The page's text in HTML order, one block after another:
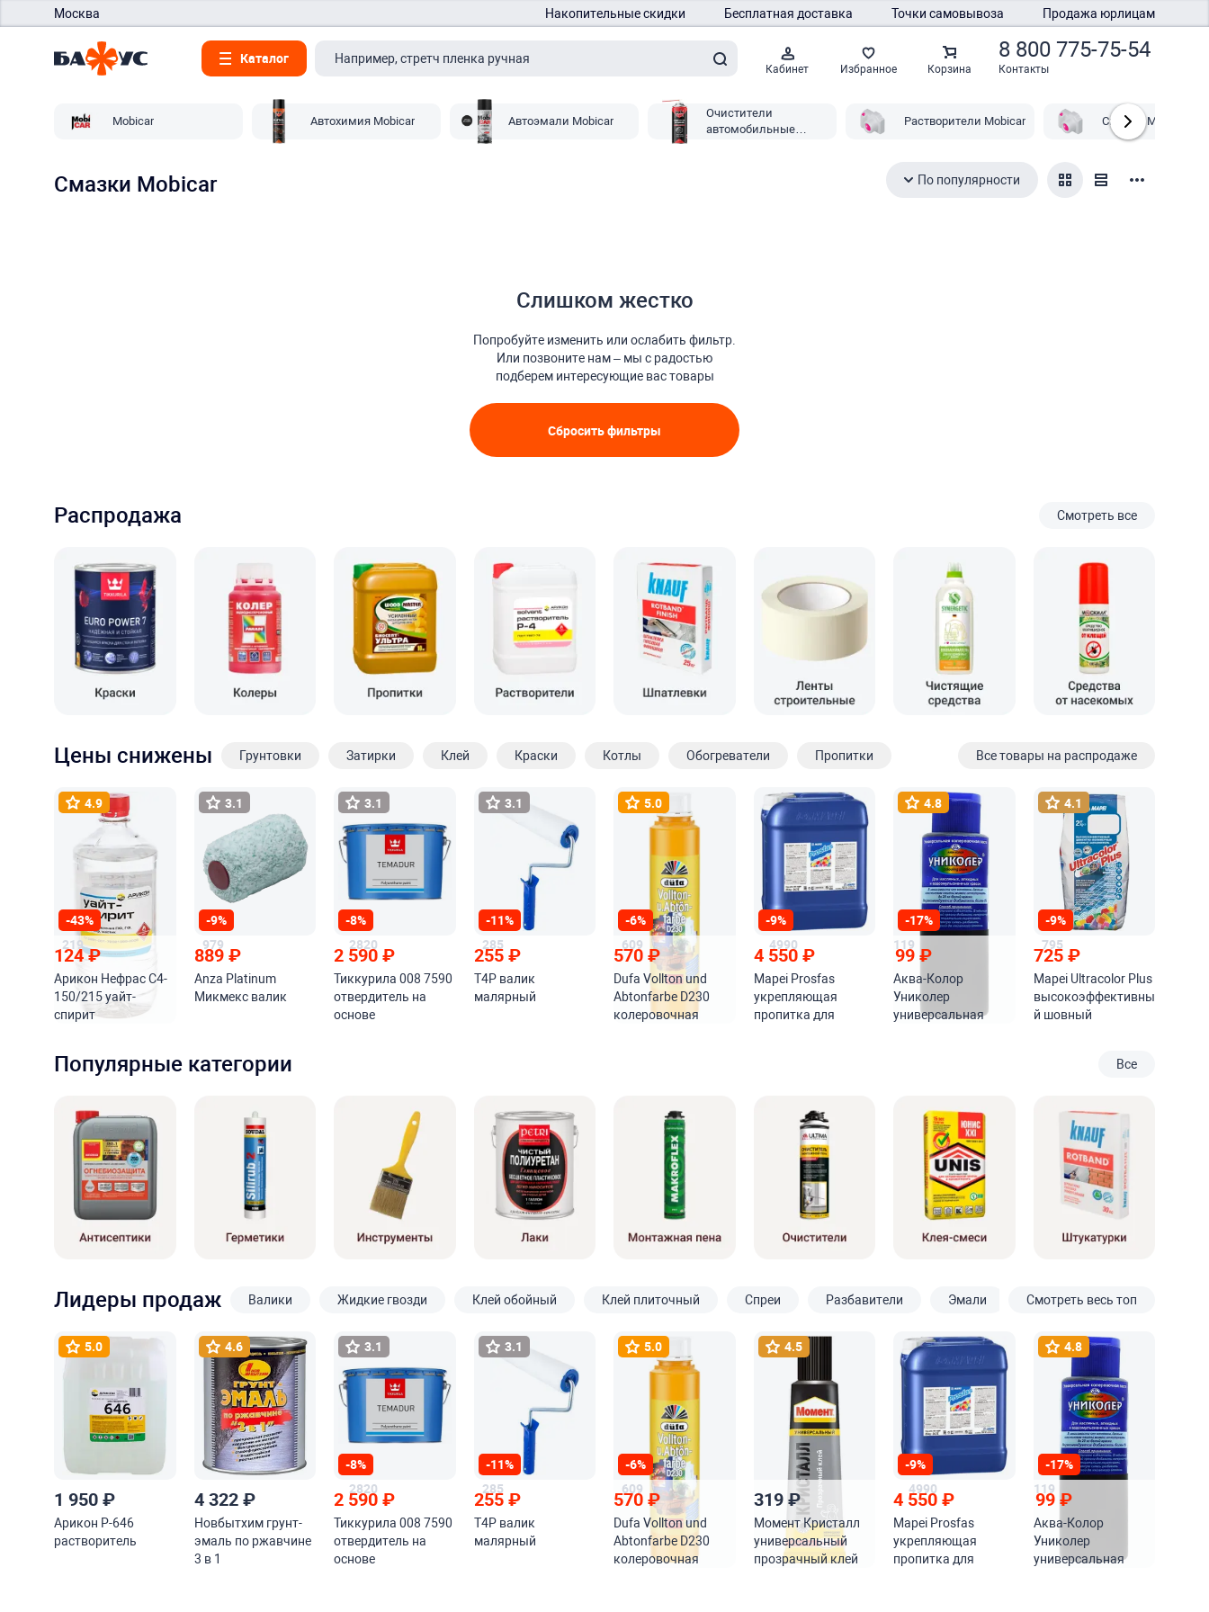
Москва Накопительные скидки Бесплатная доставка Точки самовывоза Продажа юрлицам
Каталог
Кабинет Избранное Корзина
8 800 775-75-54
Контакты
Mobicar Автохимия Mobicar Автоэмали Mobicar
Очистители
автомобильные
Растворители Mobicar Смазки Mobicar
Смазки Mobicar По популярности
Слишком жестко
Попробуйте изменить или ослабить фильтр.
Или позвоните нам – мы с радостью
подберем интересующие вас товары
Сбросить фильтры
Распродажа Смотреть все
Цены снижены Грунтовки Затирки Клей Краски Котлы Обогреватели Пропитки Все товары на распродаже
4.9
-43%
219
124₽
Арикон Нефрас С4-
150/215 уайт-
спирит
3.1
-9%
979
889 ₽
Anza Platinum
Микмекс валик
3.1
-8%
2820
2 590₽
Тиккурила 008 7590
отвердитель на
основе
3.1
-11%
285
255 ₽
T4P валик
малярный
5.0
-6%
609
570₽
Dufa Vollton und
Abtonfarbe D230
колеровочная
-9%
4990
4 550 ₽
Mapei Prosfas
укрепляющая
пропитка для
4.8
-17%
119
99₽
Аква-Колор
Униколер
универсальная
4.1
-9%
795
725 ₽
Mapei Ultracolor Plus
высокоэффективны
й шовный
Популярные категории Все
Лидеры продаж Валики Жидкие гвозди Клей обойный Клей плиточный Спреи Разбавители Эмали Смотреть весь топ
5.0
1 950₽
Арикон Р-646
растворитель
4.6
4 322 ₽
Новбытхим грунт-
эмаль по ржавчине
3 в 1
3.1
-8%
2820
2 590₽
Тиккурила 008 7590
отвердитель на
основе
3.1
-11%
285
255 ₽
T4P валик
малярный
5.0
-6%
609
570₽
Dufa Vollton und
Abtonfarbe D230
колеровочная
4.5
319 ₽
Момент Кристалл
универсальный
прозрачный клей
-9%
4990
4 550₽
Mapei Prosfas
укрепляющая
пропитка для
4.8
-17%
119
99 ₽
Аква-Колор
Униколер
универсальная